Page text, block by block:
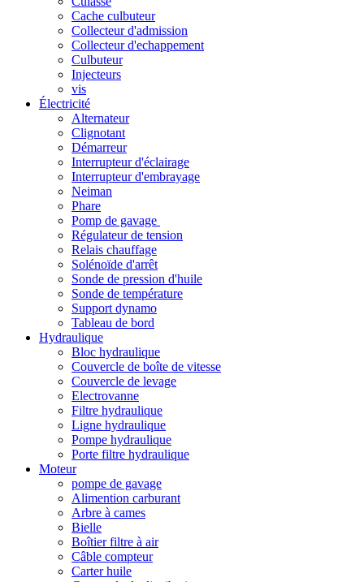
Cache culbuteur
Collecteur d'admission
Collecteur d'echappement
Culbuteur
Injecteurs
vis
Électricité
Alternateur
Clignotant
Démarreur
Interrupteur d'éclairage
Interrupteur d'embrayage
Neiman
Phare
Pomp de gavage
Régulateur de tension
Relais chauffage
Solénoïde d'arrêt
Sonde de pression d'huile
Sonde de température
Support dynamo
Tableau de bord
Hydraulique
Bloc hydraulique
Couvercle de boîte de vitesse
Couvercle de levage
Electrovanne
Filtre hydraulique
Ligne hydraulique
Pompe hydraulique
Porte filtre hydraulique
Moteur
pompe de gavage
Alimention carburant
Arbre à cames
Bielle
Boîtier filtre à air
Câble compteur
Carter huile